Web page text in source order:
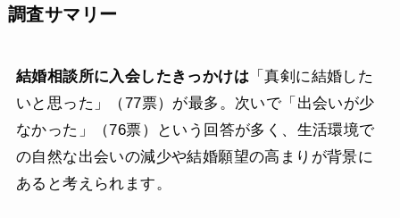
調査サマリー
結婚相談所に入会したきっかけは「真剣に結婚した
いと思った」（77票）が最多。次いで「出会いが少
なかった」（76票）という回答が多く、生活環境で
の自然な出会いの減少や結婚願望の高まりが背景に
あると考えられます。